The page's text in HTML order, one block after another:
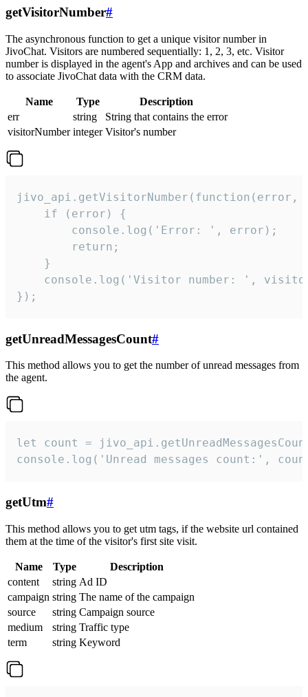
getVisitorNumber#
The asynchronous function to get a unique visitor number in
JivoChat. Visitors are numbered sequentially: 1, 2, 3, etc. Visitor
number is displayed in the agent's App and archives and can be used
to associate JivoChat data with the CRM data.
Name Type
Description
err
string
String that contains the error
visitorNumber integer Visitor's number
jivo_api.getVisitorNumber(function(error,
    if (error) {
        console.log('Error: ', error);
        return;
    }
console.log('Visitor number: ',
});
getUnreadMessagesCount#
This method allows you to get the number of unread messages from
the agent.
let count =
console.log('Unread messages count:',
getUtm#
This method allows you to get utm tags, if the website url contained
them at the time of the visitor's first site visit.
Name Type
Description
content
string Ad ID
campaign string The name of the campaign
source
string Campaign source
medium
string Traffic type
term
string Keyword